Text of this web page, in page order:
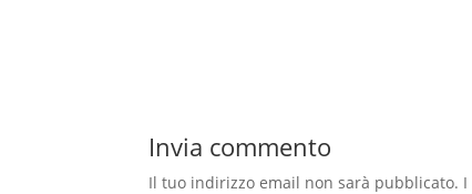
Invia commento
Il tuo indirizzo email non sarà pubblicato.